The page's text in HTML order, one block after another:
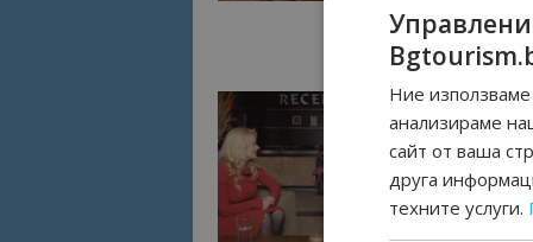
с
Тя е
Технологии
Интервю
Ние
анализираме
сайт от ваша
друга
техните услуги.